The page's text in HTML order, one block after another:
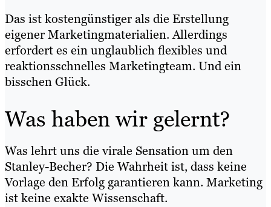
Das ist kostengünstiger als die Erstellung
eigener Marketingmaterialien. Allerdings
erfordert es ein unglaublich flexibles und
reaktionsschnelles Marketingteam. Und ein
bisschen Glück.
Was haben wir gelernt?
Was lehrt uns die virale Sensation um den
Stanley-Becher? Die Wahrheit ist, dass keine
Vorlage den Erfolg garantieren kann. Marketing
ist keine exakte Wissenschaft.